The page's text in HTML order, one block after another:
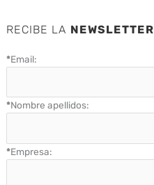
RECIBE LA NEWSLETTER
*Email:
*Nombre apellidos:
*Empresa: